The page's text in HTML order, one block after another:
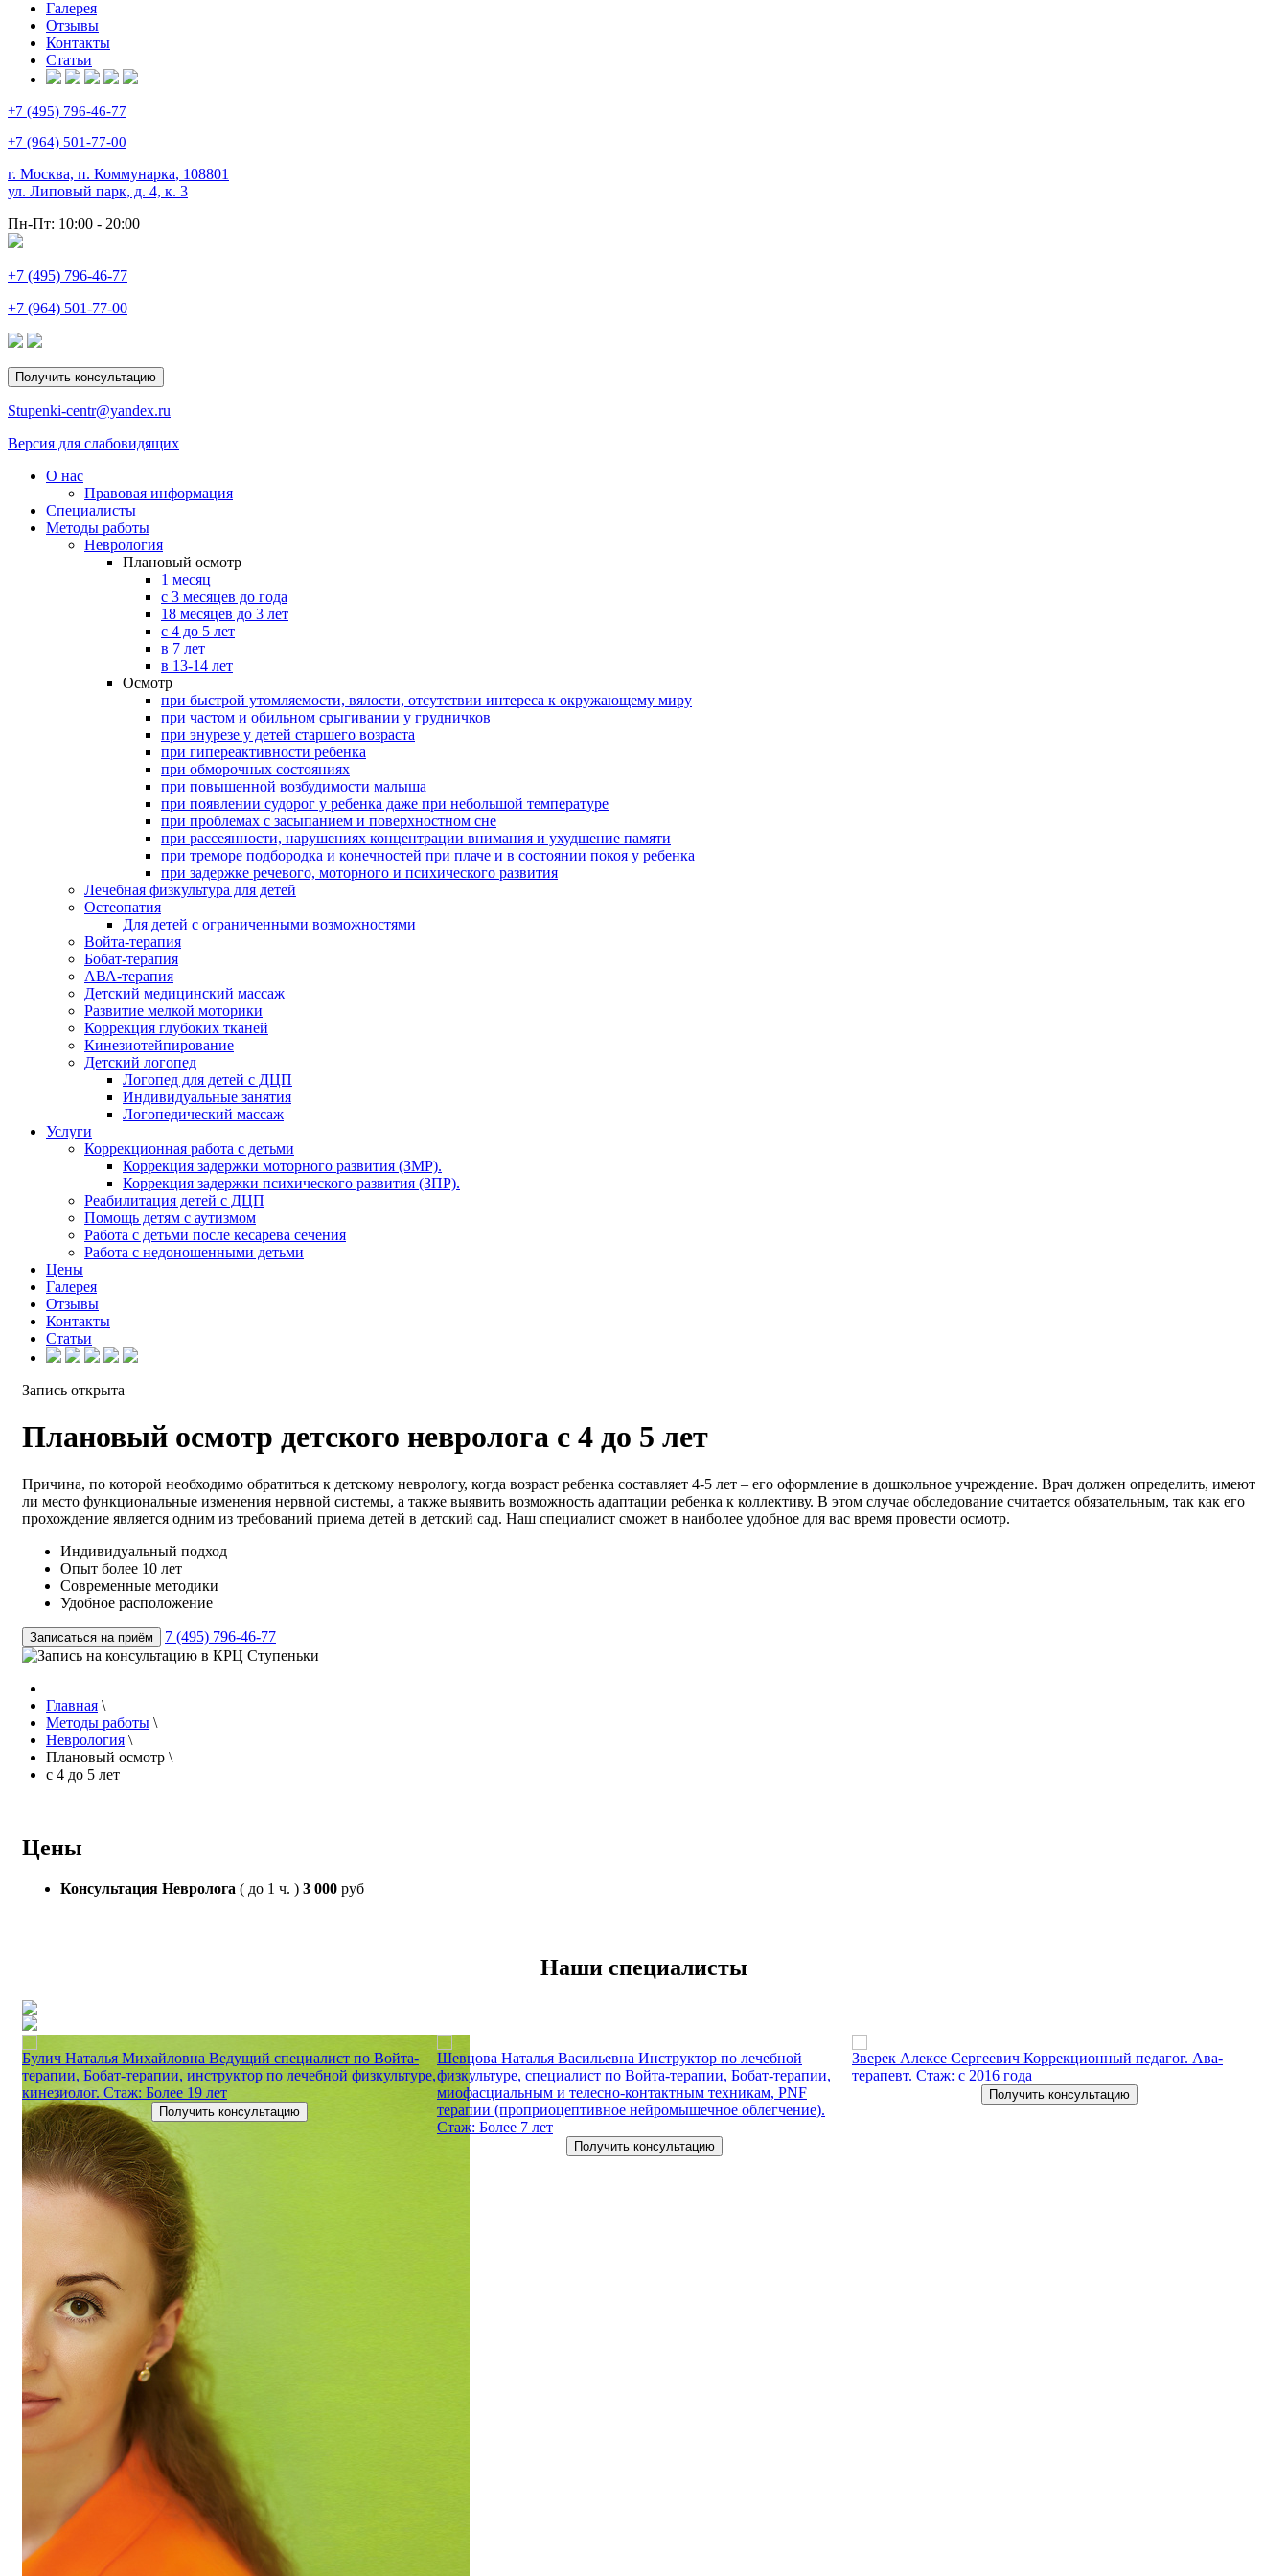
Галерея
Отзывы
Контакты
Статьи
+7 (495) 796-46-77
+7 (964) 501-77-00
г. Москва, п. Коммунарка, 108801
ул. Липовый парк, д. 4, к. 3
Пн-Пт: 10:00 - 20:00
+7 (495) 796-46-77
+7 (964) 501-77-00
Получить консультацию
Stupenki-centr@yandex.ru
Версия для слабовидящих
О нас
Правовая информация
Специалисты
Методы работы
Неврология
Плановый осмотр
1 месяц
с 3 месяцев до года
18 месяцев до 3 лет
с 4 до 5 лет
в 7 лет
в 13-14 лет
Осмотр
при быстрой утомляемости, вялости, отсутствии интереса к окружающему миру
при частом и обильном срыгивании у грудничков
при энурезе у детей старшего возраста
при гипереактивности ребенка
при обморочных состояниях
при повышенной возбудимости малыша
при появлении судорог у ребенка даже при небольшой температуре
при проблемах с засыпанием и поверхностном сне
при рассеянности, нарушениях концентрации внимания и ухудшение памяти
при треморе подбородка и конечностей при плаче и в состоянии покоя у ребенка
при задержке речевого, моторного и психического развития
Лечебная физкультура для детей
Остеопатия
Для детей с ограниченными возможностями
Войта-терапия
Бобат-терапия
АВА-терапия
Детский медицинский массаж
Развитие мелкой моторики
Коррекция глубоких тканей
Кинезиотейпирование
Детский логопед
Логопед для детей с ДЦП
Индивидуальные занятия
Логопедический массаж
Услуги
Коррекционная работа с детьми
Коррекция задержки моторного развития (ЗМР).
Коррекция задержки психического развития (ЗПР).
Реабилитация детей с ДЦП
Помощь детям с аутизмом
Работа с детьми после кесарева сечения
Работа с недоношенными детьми
Цены
Галерея
Отзывы
Контакты
Статьи
Запись открыта
Плановый осмотр детского невролога с 4 до 5 лет
Причина, по которой необходимо обратиться к детскому неврологу, когда возраст ребенка составляет 4-5 лет – его оформление в дошкольное учреждение. Врач должен определить, имеют
ли место функциональные изменения нервной системы, а также выявить возможность адаптации ребенка к коллективу. В этом случае обследование считается обязательным, так как его
прохождение является одним из требований приема детей в детский сад. Наш специалист сможет в наиболее удобное для вас время провести осмотр.
Индивидуальный подход
Опыт более 10 лет
Современные методики
Удобное расположение
Записаться на приём 7 (495) 796-46-77
Главная \
Методы работы \
Неврология \
Плановый осмотр \
с 4 до 5 лет
Цены
Консультация Невролога ( до 1 ч. ) 3 000 руб
Наши специалисты
Булич Наталья Михайловна Ведущий специалист по Войта-
терапии, Бобат-терапии, инструктор по лечебной физкультуре,
кинезиолог. Стаж: Более 19 лет
Получить консультацию
Шевцова Наталья Васильевна Инструктор по лечебной
физкультуре, специалист по Войта-терапии, Бобат-терапии,
миофасциальным и телесно-контактным техникам, PNF
терапии (проприоцептивное нейромышечное облегчение).
Стаж: Более 7 лет
Получить консультацию
Зверек Алексе Сергеевич Коррекционный педагог. Ава-
терапевт. Стаж: с 2016 года
Получить консультацию